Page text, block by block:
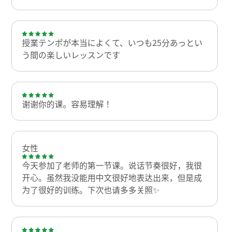
授業テンポが本当によくて、いつも25分あっとい
う間の楽しいレッスンです
谢谢你的课。容易理解！
女性
今天参加了老师的第一节课。说话节奏很好，我很
开心。虽然我没能用中文很好地表达出来，但是成
为了很好的训练。下次也请多多关照✨